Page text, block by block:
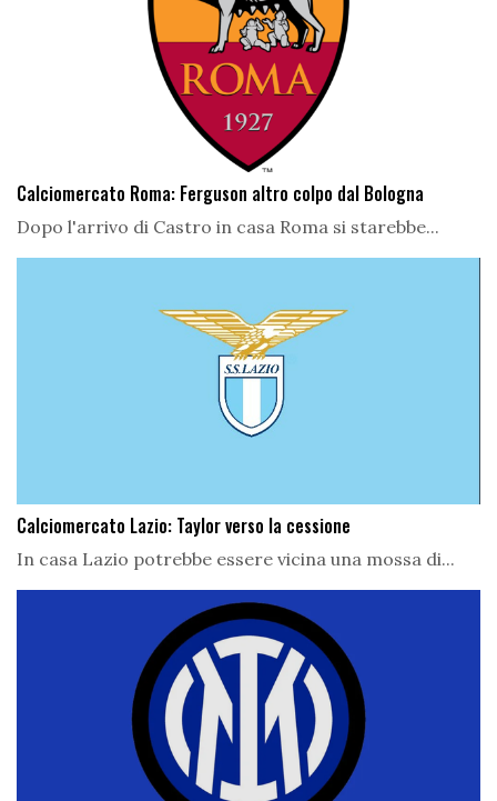
Calciomercato Roma: Ferguson altro colpo dal Bologna
Dopo l'arrivo di Castro in casa Roma si starebbe...
Calciomercato Lazio: Taylor verso la cessione
In casa Lazio potrebbe essere vicina una mossa di...